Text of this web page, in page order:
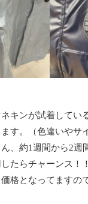
キンが試着してい
す。（色違いやサ
、約1週間から2週
たらチャーンス！
格となってますの